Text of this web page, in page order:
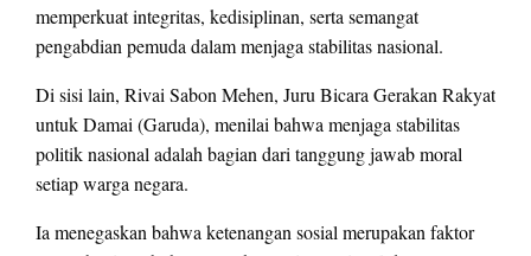
memperkuat integritas, kedisiplinan, serta semangat
pengabdian pemuda dalam menjaga stabilitas nasional.
Di sisi lain, Rivai Sabon Mehen, Juru Bicara Gerakan Rakyat
untuk Damai (Garuda), menilai bahwa menjaga stabilitas
politik nasional adalah bagian dari tanggung jawab moral
setiap warga negara.
Ia menegaskan bahwa ketenangan sosial merupakan faktor